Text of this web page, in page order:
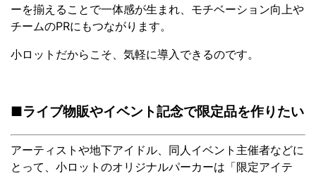
ーを揃えることで一体感が生まれ、モチベーション向上や
チームのPRにもつながります。
小ロットだからこそ、気軽に導入できるのです。
■ライブ物販やイベント記念で限定品を作りたい
アーティストや地下アイドル、同人イベント主催者などに
とって、小ロットのオリジナルパーカーは「限定アイテ